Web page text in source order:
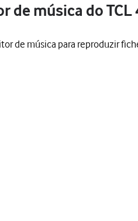
de música do TCL
de música para reproduzir